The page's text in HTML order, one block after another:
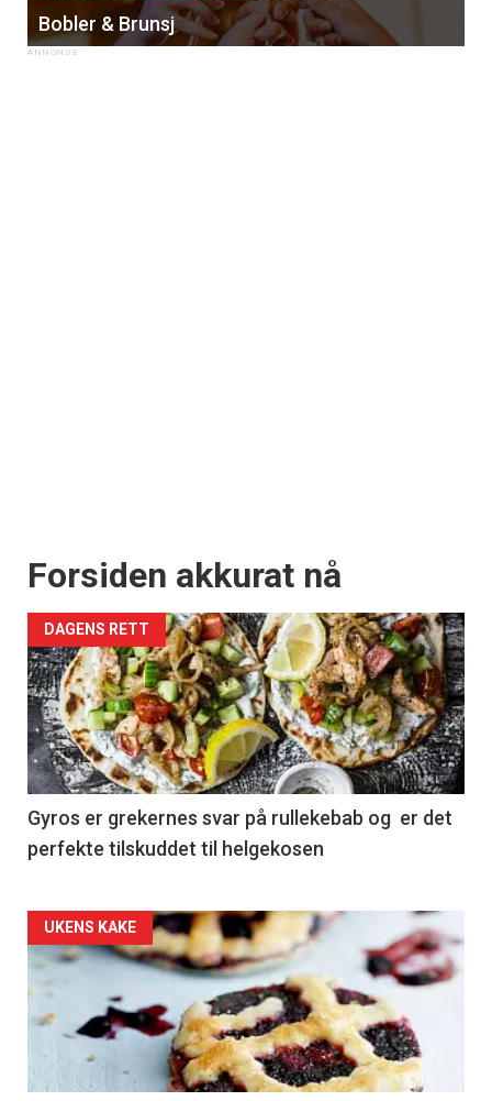
Bobler & Brunsj
Forsiden akkurat nå
DAGENS RETT
Gyros er grekernes svar på rullekebab og er det
perfekte tilskuddet til helgekosen
Forsiden
akkurat
nå
UKENS KAKE